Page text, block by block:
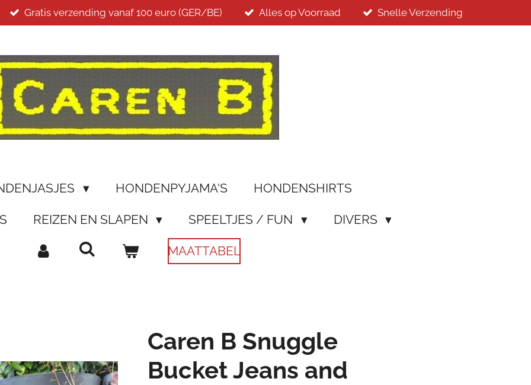
Gratis verzending vanaf 100 euro (GER/BE) Alles op Voorraad Snelle Verzending
HONDENPYJAMA'S HONDENSHIRTS
REIZEN EN SLAPEN SPEELTJES / FUN DIVERS
MAATTABEL
Caren B Snuggle
Bucket Jeans and